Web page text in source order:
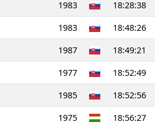
1983
18:28:38
1983
18:48:26
1987
18:49:21
1977
18:52:49
1985
18:52:56
1975
18:56:27